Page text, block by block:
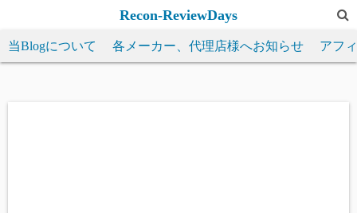
テ
Recon-ReviewDays
当Blogについて 各メーカー、代理店様へお知らせ アフ